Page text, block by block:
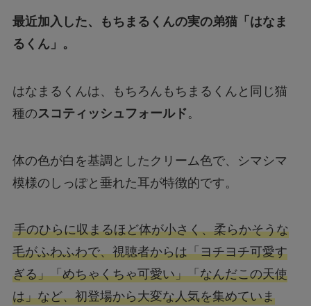
最近加入した、もちまるくんの実の弟猫「はなま
るくん」。
はなまるくんは、もちろんもちまるくんと同じ猫
種のスコティッシュフォールド 。
体の色が白を基調としたクリーム色で、シマシマ
模様のしっぽと垂れた耳が特徴的です。
手のひらに収まるほど体が小さく、柔らかそうな
毛がふわふわで、視聴者からは「ヨチヨチ可愛す
ぎる」「めちゃくちゃ可愛い」「なんだこの天使
は」など、初登場から大変な人気を集めていま